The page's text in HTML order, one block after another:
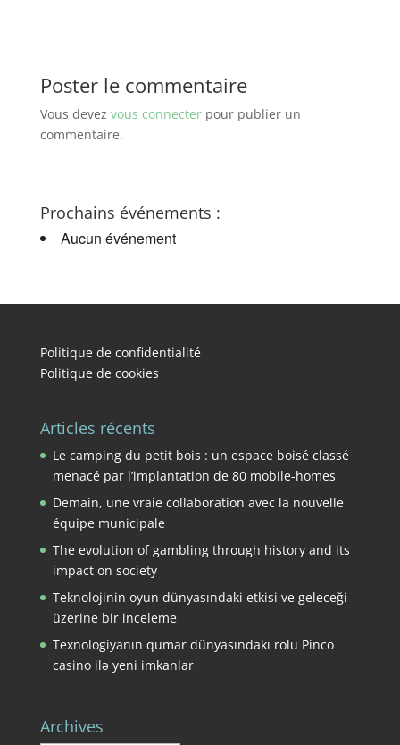
Poster le commentaire
Vous devez vous connecterpour publier un
commentaire.
Prochains événements :
Aucun événement
Politique de confidentialité
Politique de cookies
Articles récents
Le camping du petit bois : un espace boisé classé
menacé par l’implantation de 80 mobile-homes
Demain, une vraie collaboration avec la nouvelle
équipe municipale
The evolution of gambling through history and its
impact on society
Teknolojinin oyun dünyasındaki etkisi ve geleceği
üzerine bir inceleme
Texnologiyanın qumar dünyasındakı rolu Pinco
casino ilə yeni imkanlar
Archives